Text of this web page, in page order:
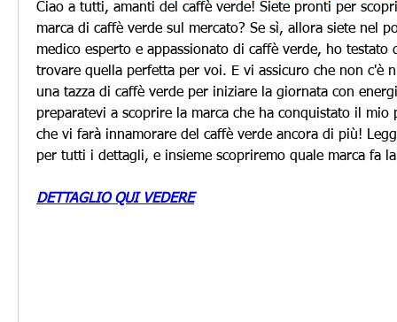
Ciao a tutti, amanti del caffè verde! Siete pronti per
marca di caffè verde sul mercato? Se sì, allora siete nel
medico esperto e appassionato di caffè verde, ho testato
trovare quella perfetta per voi. E vi assicuro che non c'è
una tazza di caffè verde per iniziare la giornata con
preparatevi a scoprire la marca che ha conquistato il mio
che vi farà innamorare del caffè verde ancora di più!
per tutti i dettagli, e insieme scopriremo quale marca fa
DETTAGLIO QUI VEDERE